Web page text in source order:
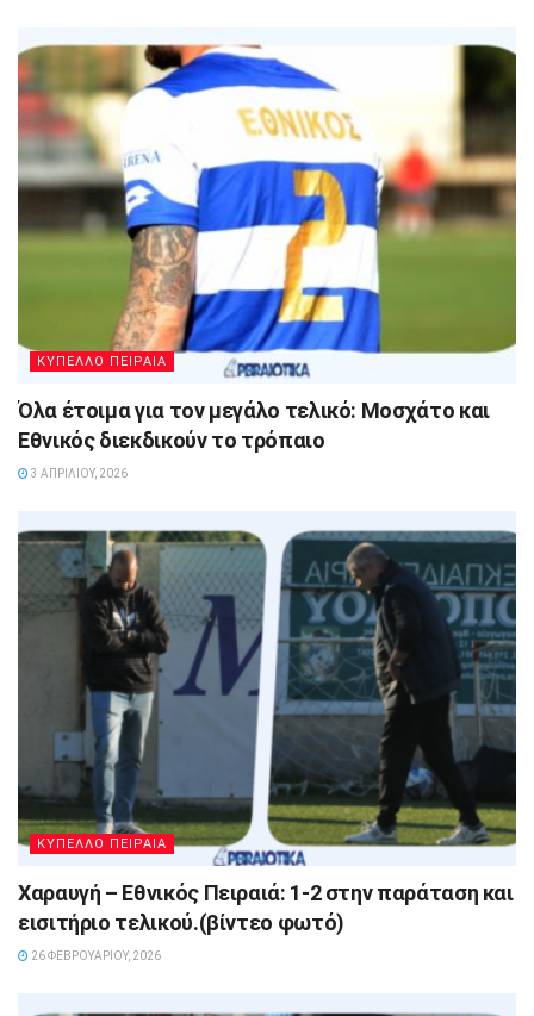
ΚΥΠΕΛΛΟ ΠΕΙΡΑΙΑ
Όλα έτοιμα για τον μεγάλο τελικό: Μοσχάτο και
Εθνικός διεκδικούν το τρόπαιο
3 ΑΠΡΙΛΊΟΥ, 2026
ΚΥΠΕΛΛΟ ΠΕΙΡΑΙΑ
Χαραυγή – Εθνικός Πειραιά: 1-2 στην παράταση και
εισιτήριο τελικού.(βίντεο φωτό)
26 ΦΕΒΡΟΥΑΡΊΟΥ, 2026